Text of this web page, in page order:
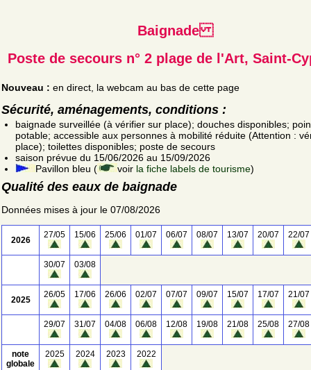
Baignade
Poste de secours n° 2 plage de l'Art, Saint-
Nouveau : en direct, la webcam au bas de cette page
Sécurité, aménagements, conditions :
baignade surveillée (à vérifier sur place); douches disponibles;
potable; accessible aux personnes à mobilité réduite (Attention :
place); toilettes disponibles; poste de secours
saison prévue du 15/06/2026 au 15/09/2026
Pavillon bleu (
voir la fiche labels de tourisme)
Qualité des eaux de baignade
Données mises à jour le 07/08/2026
2026
27/05 15/06 25/06 01/07 06/07 08/07 13/07 20/07 22/07
30/07 03/08
2025
26/05 17/06 26/06 02/07 07/07 09/07 15/07 17/07 21/07
29/07 31/07 04/08 06/08 12/08 19/08 21/08 25/08 27/08
note
globale
2025 2024 2023 2022